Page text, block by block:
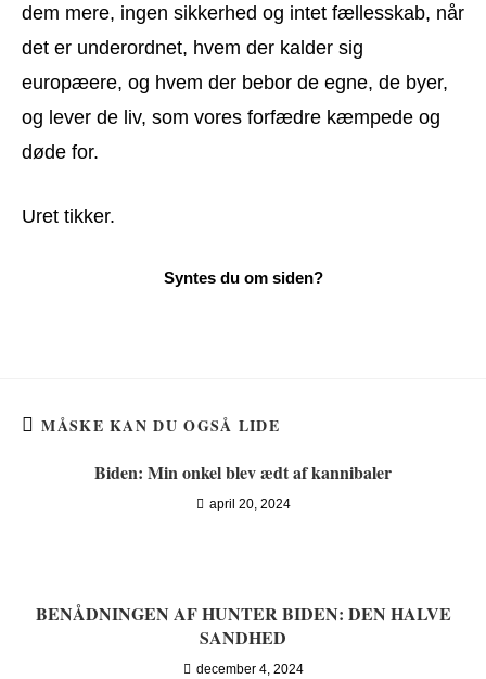
dem mere, ingen sikkerhed og intet fællesskab, når
det er underordnet, hvem der kalder sig
europæere, og hvem der bebor de egne, de byer,
og lever de liv, som vores forfædre kæmpede og
døde for.
Uret tikker.
MÅSKE KAN DU OGSÅ LIDE
Biden: Min onkel blev ædt af kannibaler
april 20, 2024
BENÅDNINGEN AF HUNTER BIDEN: DEN HALVE
SANDHED
december 4, 2024